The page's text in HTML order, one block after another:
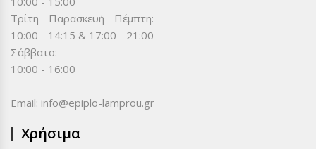
Τρίτη - Παρασκευή - Πέμπτη:
10:00 - 14:15 & 17:00 - 21:00
Σάββατο:
10:00 - 16:00
Email: info@epiplo-lamprou.gr
Χρήσιμα